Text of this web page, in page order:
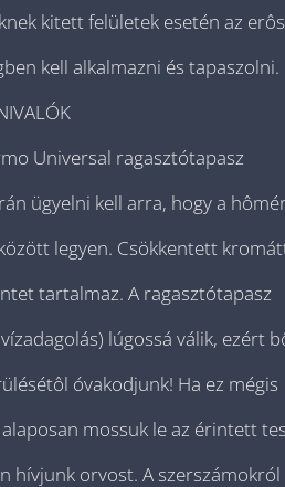
kitett felületek esetén az
kell alkalmazni és tapaszolni.
Universal ragasztótapasz
ügyelni kell arra, hogy a
legyen. Csökkentett
tartalmaz. A ragasztótapasz
lúgossá válik, ezért
óvakodjunk! Ha ez mégis
mossuk le az érintett
hívjunk orvost. A szerszámokról